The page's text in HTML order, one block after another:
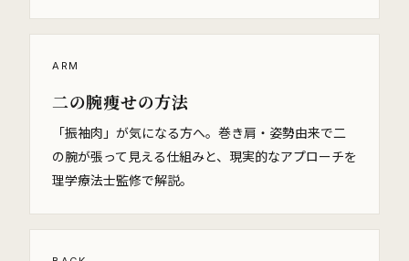
ARM
二の腕痩せの方法
「振袖肉」が気になる方へ。巻き肩・姿勢由来で二
の腕が張って見える仕組みと、現実的なアプローチを
理学療法士監修で解説。